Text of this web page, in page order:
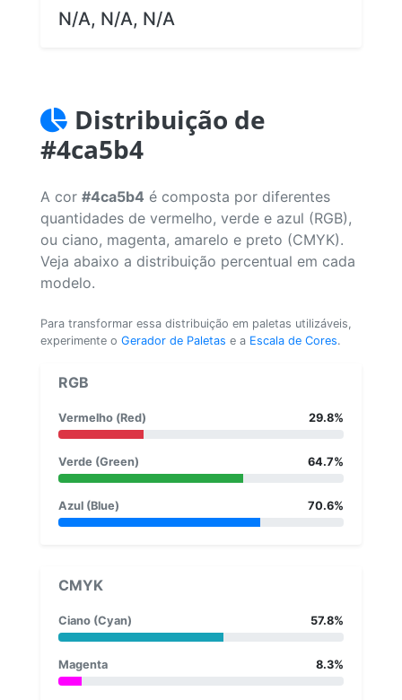
N/A, N/A, N/A
Distribuição de
#4ca5b4
A cor #4ca5b4 é composta por diferentes
quantidades de vermelho, verde e azul (RGB),
ou ciano, magenta, amarelo e preto (CMYK).
Veja abaixo a distribuição percentual em cada
modelo.
Para transformar essa distribuição em paletas utilizáveis,
experimente o Gerador de Paletas e a Escala de Cores.
RGB
Vermelho (Red) 29.8%
Verde (Green) 64.7%
Azul (Blue) 70.6%
CMYK
Ciano (Cyan) 57.8%
Magenta 8.3%